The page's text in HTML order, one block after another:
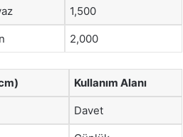
1,500
2,000
Kullanım Alanı
Davet